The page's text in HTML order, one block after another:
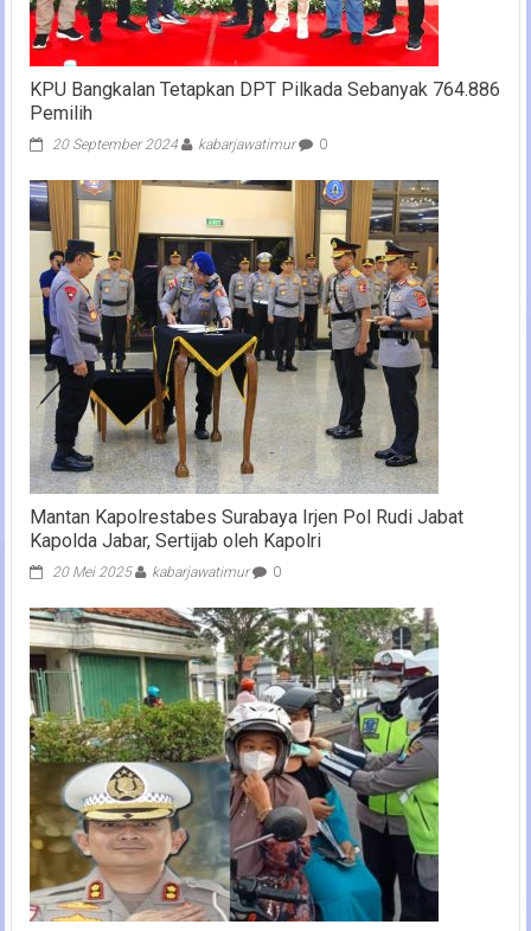
KPU Bangkalan Tetapkan DPT Pilkada Sebanyak 764.886
Pemilih
20 September 2024 kabarjawatimur 0
Mantan Kapolrestabes Surabaya Irjen Pol Rudi Jabat
Kapolda Jabar, Sertijab oleh Kapolri
20 Mei 2025 kabarjawatimur 0